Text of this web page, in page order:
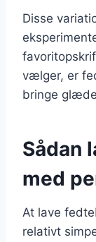
Disse
vælger, er
bringe
Sådan
med
At lave
relativt